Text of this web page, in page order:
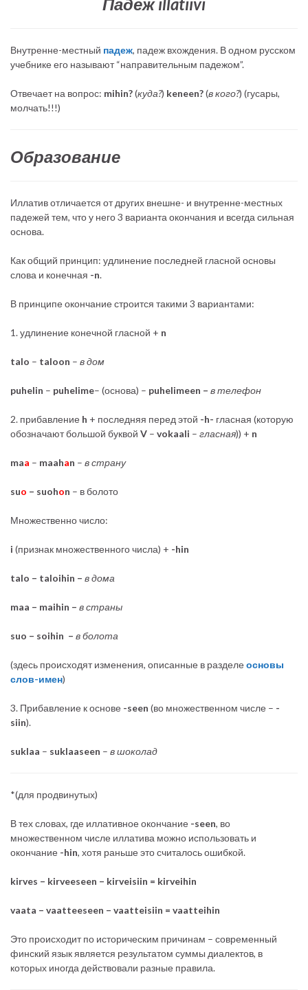
Внутренне-местный падеж, падеж вхождения. В одном русском
учебнике его называют “направительным падежом”.
Отвечает на вопрос: mihin?(куда?) keneen?(в кого?) (гусары,
молчать!!!)
Образование
Иллатив отличается от других внешне- и внутренне-местных
падежей тем, что у него 3 варианта окончания и всегда сильная
основа.
Как общий принцип: удлинение последней гласной основы
слова и конечная -n.
В принципе окончание строится такими 3 вариантами:
1. удлинение конечной гласной + n
talo – taloon – в дом
puhelin – puhelime– (основа) – puhelimeen – в телефон
2. прибавление h + последняя перед этой -h- гласная (которую
обозначают большой буквой V – vokaali – гласная)) + n
maa – maahan – в страну
suo – suohon – в болото
Множественно число:
i (признак множественного числа) + -hin
talo – taloihin – в дома
maa – maihin – в страны
suo – soihin – в болота
(здесь происходят изменения, описанные в разделе основы
слов-имен)
3. Прибавление к основе -seen (во множественном числе – -
siin).
suklaa – suklaaseen – в шоколад
*(для продвинутых)
В тех словах, где иллативное окончание -seen, во
множественном числе иллатива можно использовать и
окончание -hin, хотя раньше это считалось ошибкой.
kirves – kirveeseen – kirveisiin = kirveihin
vaata – vaatteeseen – vaatteisiin = vaatteihin
Это происходит по историческим причинам – современный
финский язык является результатом суммы диалектов, в
которых иногда действовали разные правила.